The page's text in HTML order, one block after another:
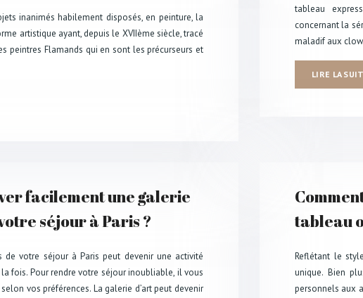
inanimés habilement disposés, en peinture, la
artistique ayant, depuis le XVIIème siècle, tracé
peintres Flamands qui en sont les précurseurs et
tableau
concernant la
maladif aux
LIRE LA
facilement une galerie
séjour à Paris ?
de votre séjour à Paris peut devenir une activité
fois. Pour rendre votre séjour inoubliable, il vous
vos préférences. La galerie d’art peut devenir
tableau
Reflétant le
unique. Bien
personnels aux